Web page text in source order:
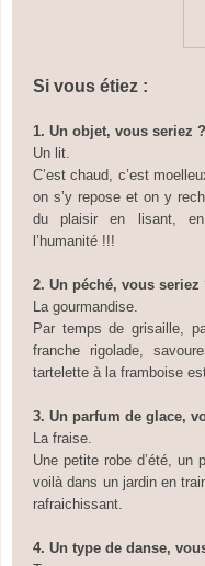
Si vous étiez :
1. Un objet, vous seriez ?
Un lit.
C’est chaud, c’est
on s’y repose et on y
du plaisir en lisant, en
l’humanité !!!
2. Un péché, vous seriez
La gourmandise.
Par temps de grisaille,
franche rigolade,
tartelette à la framboise
3. Un parfum de glace,
La fraise.
Une petite robe d’été, un
voilà dans un jardin en
rafraichissant.
4. Un type de danse,